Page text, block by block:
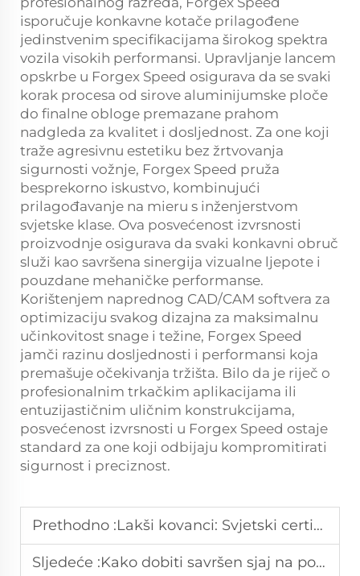
isporučuje konkavne kotače prilagođene
jedinstvenim specifikacijama širokog spektra
vozila visokih performansi. Upravljanje lancem
opskrbe u Forgex Speed osigurava da se svaki
korak procesa od sirove aluminijumske ploče
do finalne obloge premazane prahom
nadgleda za kvalitet i dosljednost. Za one koji
traže agresivnu estetiku bez žrtvovanja
sigurnosti vožnje, Forgex Speed pruža
besprekorno iskustvo, kombinujući
prilagođavanje na mieru s inženjerstvom
svjetske klase. Ova posvećenost izvrsnosti
proizvodnje osigurava da svaki konkavni obruč
služi kao savršena sinergija vizualne ljepote i
pouzdane mehaničke performanse.
Korištenjem naprednog CAD/CAM softvera za
optimizaciju svakog dizajna za maksimalnu
učinkovitost snage i težine, Forgex Speed
jamči razinu dosljednosti i performansi koja
premašuje očekivanja tržišta. Bilo da je riječ o
profesionalnim trkačkim aplikacijama ili
entuzijastičnim uličnim konstrukcijama,
posvećenost izvrsnosti u Forgex Speed ostaje
standard za one koji odbijaju kompromitirati
sigurnost i preciznost.
Prethodno :Lakši kovanci: Svjetski certificirani za sigurnost
Sljedeće :Kako dobiti savršen sjaj na poliranju kovanog kotača?